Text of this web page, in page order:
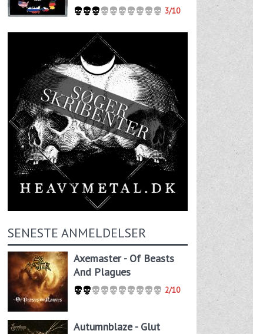
3/10
SENESTE ANMELDELSER
Axemaster - Of Beasts
And Plagues
2/10
Autumnblaze - Glut